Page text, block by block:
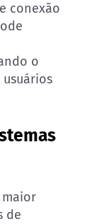
conexão
o
usuários
de